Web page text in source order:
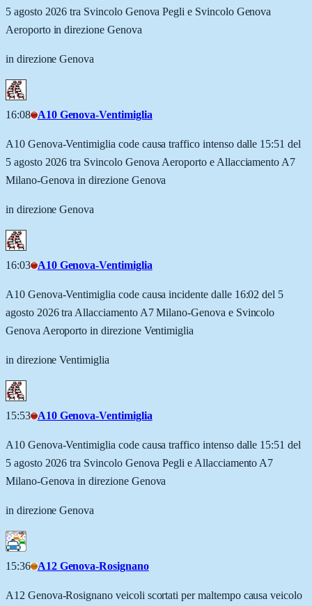
5 agosto 2026 tra Svincolo Genova Pegli e Svincolo Genova
Aeroporto in direzione Genova
in direzione Genova
16:08 A10 Genova-Ventimiglia
A10 Genova-Ventimiglia code causa traffico intenso dalle 15:51 del
5 agosto 2026 tra Svincolo Genova Aeroporto e Allacciamento A7
Milano-Genova in direzione Genova
in direzione Genova
16:03 A10 Genova-Ventimiglia
A10 Genova-Ventimiglia code causa incidente dalle 16:02 del 5
agosto 2026 tra Allacciamento A7 Milano-Genova e Svincolo
Genova Aeroporto in direzione Ventimiglia
in direzione Ventimiglia
15:53 A10 Genova-Ventimiglia
A10 Genova-Ventimiglia code causa traffico intenso dalle 15:51 del
5 agosto 2026 tra Svincolo Genova Pegli e Allacciamento A7
Milano-Genova in direzione Genova
in direzione Genova
15:36 A12 Genova-Rosignano
A12 Genova-Rosignano veicoli scortati per maltempo causa veicolo